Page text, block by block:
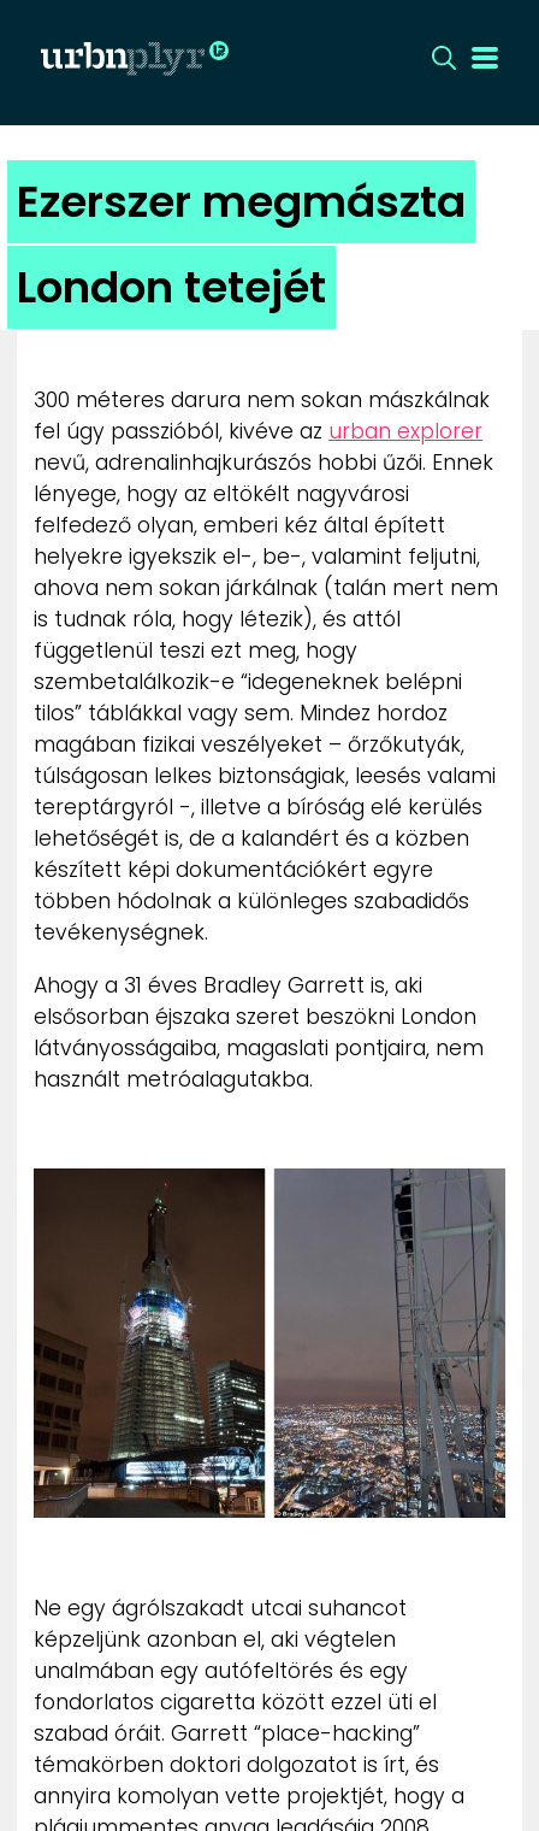
CÍMLAP
DIZÁJN
DIVAT
HIP
KULT
UTCA
ZENE
MÉDIAAJÁNLAT
IMPRESSZUM
PR-ARCHÍVUM
ADATKEZELÉSI TÁJÉKOZTATÓ
Ezerszer megmászta
London tetejét
300 méteres darura nem sokan mászkálnak
fel úgy passzióból, kivéve az urban explorer
nevű, adrenalinhajkurászós hobbi űzői. Ennek
lényege, hogy az eltökélt nagyvárosi
felfedező olyan, emberi kéz által épített
helyekre igyekszik el-, be-, valamint feljutni,
ahova nem sokan járkálnak (talán mert nem
is tudnak róla, hogy létezik), és attól
függetlenül teszi ezt meg, hogy
szembetalálkozik-e “idegeneknek belépni
tilos” táblákkal vagy sem. Mindez hordoz
magában fizikai veszélyeket – őrzőkutyák,
túlságosan lelkes biztonságiak, leesés valami
tereptárgyról -, illetve a bíróság elé kerülés
lehetőségét is, de a kalandért és a közben
készített képi dokumentációkért egyre
többen hódolnak a különleges szabadidős
tevékenységnek.
Ahogy a 31 éves Bradley Garrett is, aki
elsősorban éjszaka szeret beszökni London
látványosságaiba, magaslati pontjaira, nem
használt metróalagutakba.
Ne egy ágrólszakadt utcai suhancot
képzeljünk azonban el, aki végtelen
unalmában egy autófeltörés és egy
fondorlatos cigaretta között ezzel üti el
szabad óráit. Garrett “place-hacking”
témakörben doktori dolgozatot is írt, és
annyira komolyan vette projektjét, hogy a